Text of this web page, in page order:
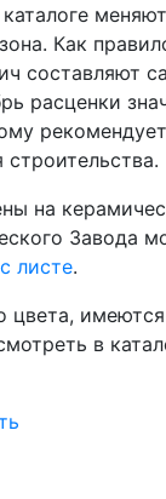
Как
составляют
расценки
строительства.
на
Завода
листе.
цвета,
в